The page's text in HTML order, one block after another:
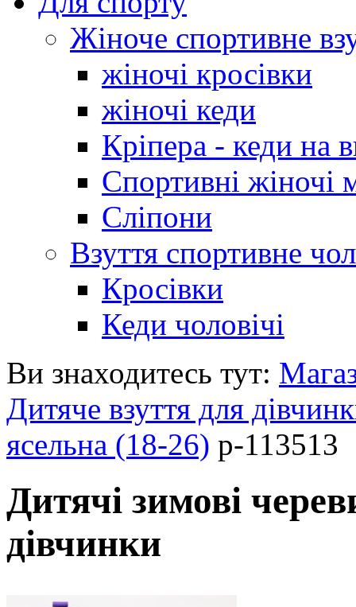
Жіноче спортивне
жіночі кросівки
жіночі кеди
Кріпера - кеди на
Спортивні жіночі
Сліпони
Взуття спортивне
Кросівки
Кеди чоловічі
Ви знаходитесь тут:
Дитяче взуття для
ясельна (18-26) p-113513
Дитячі зимові
дівчинки